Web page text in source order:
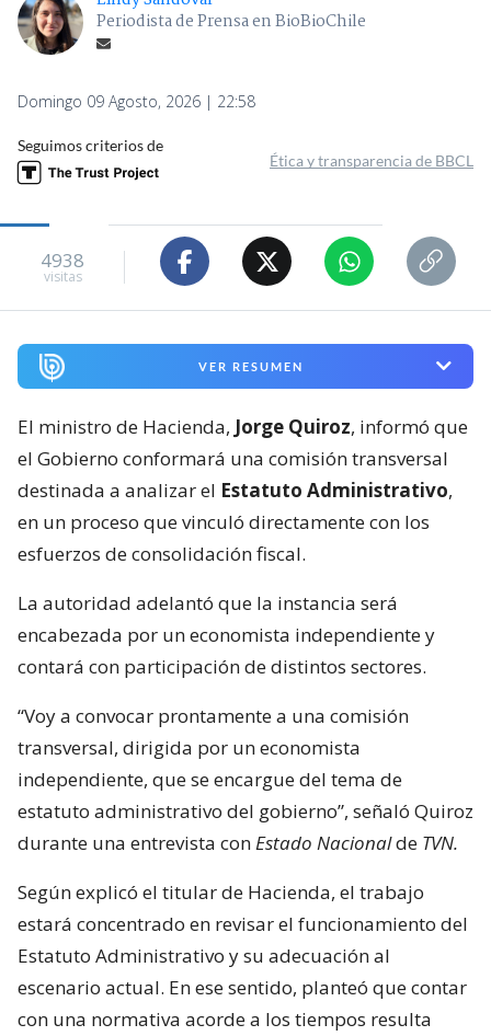
Periodista de Prensa en BioBioChile
Domingo 09 Agosto, 2026 | 22:58
Seguimos criterios de
Ética y transparencia de BBCL
4938
visitas
VER RESUMEN
El ministro de Hacienda, Jorge Quiroz, informó que
el Gobierno conformará una comisión transversal
destinada a analizar el Estatuto Administrativo,
en un proceso que vinculó directamente con los
esfuerzos de consolidación fiscal.
La autoridad adelantó que la instancia será
encabezada por un economista independiente y
contará con participación de distintos sectores.
“Voy a convocar prontamente a una comisión
transversal, dirigida por un economista
independiente, que se encargue del tema de
estatuto administrativo del gobierno”, señaló Quiroz
durante una entrevista conEstado Nacionalde TVN.
Según explicó el titular de Hacienda, el trabajo
estará concentrado en revisar el funcionamiento del
Estatuto Administrativo y su adecuación al
escenario actual. En ese sentido, planteó que contar
con una normativa acorde a los tiempos resulta